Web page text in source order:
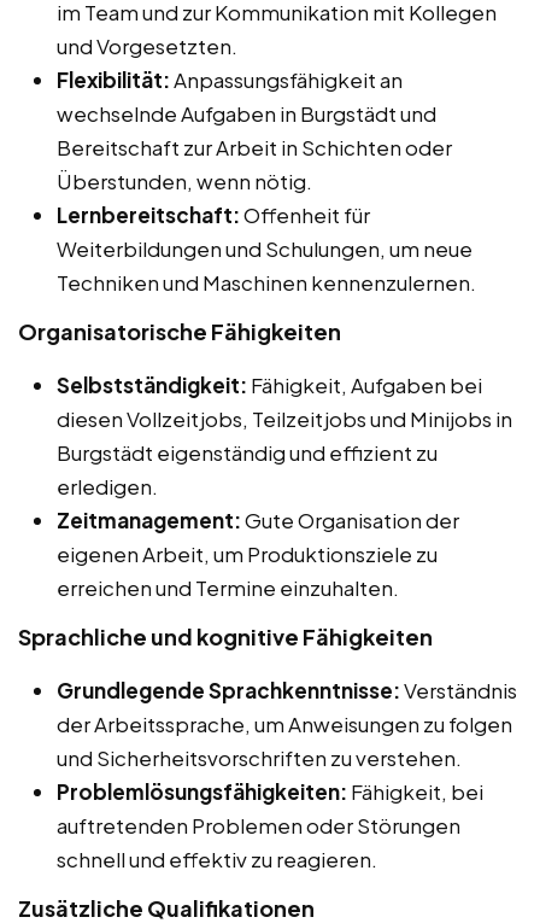
im Team und zur Kommunikation mit Kollegen
und Vorgesetzten.
Flexibilität:Anpassungsfähigkeit an
wechselnde Aufgaben in Burgstädt und
Bereitschaft zur Arbeit in Schichten oder
Überstunden, wenn nötig.
Lernbereitschaft:Offenheit für
Weiterbildungen und Schulungen, um neue
Techniken und Maschinen kennenzulernen.
Organisatorische Fähigkeiten
Selbstständigkeit: Fähigkeit, Aufgaben bei
diesen Vollzeitjobs, Teilzeitjobs und Minijobs in
Burgstädt eigenständig und effizient zu
erledigen.
Zeitmanagement:Gute Organisation der
eigenen Arbeit, um Produktionsziele zu
erreichen und Termine einzuhalten.
Sprachliche und kognitive Fähigkeiten
Grundlegende Sprachkenntnisse:Verständnis
der Arbeitssprache, um Anweisungen zu folgen
und Sicherheitsvorschriften zu verstehen.
Problemlösungsfähigkeiten: Fähigkeit, bei
auftretenden Problemen oder Störungen
schnell und effektiv zu reagieren.
Zusätzliche Qualifikationen